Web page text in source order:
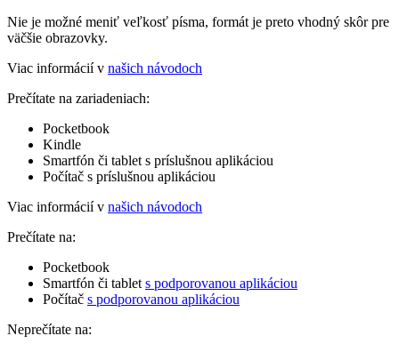
Nie je možné meniť veľkosť písma, formát je preto vhodný skôr pre
väčšie obrazovky.
Viac informácií v našich návodoch
Prečítate na zariadeniach:
Pocketbook
Kindle
Smartfón či tablet s príslušnou aplikáciou
Počítač s príslušnou aplikáciou
Viac informácií v našich návodoch
Prečítate na:
Pocketbook
Smartfón či tablet s podporovanou aplikáciou
Počítač s podporovanou aplikáciou
Neprečítate na: